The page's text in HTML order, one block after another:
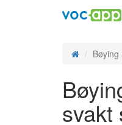
svakt